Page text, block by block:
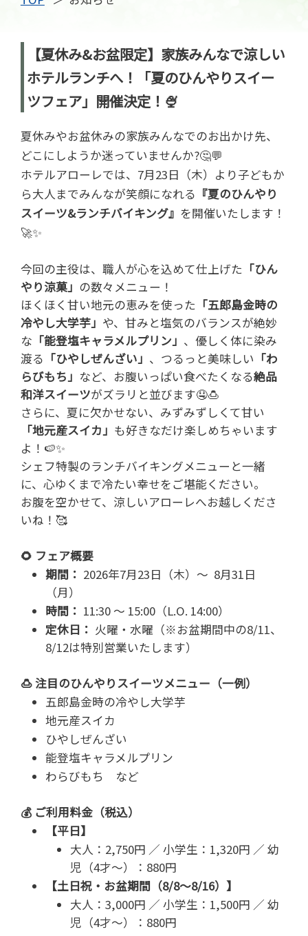
【夏休み&お盆限定】家族みんなで涼しい
ホテルランチへ！「夏のひんやりスイー
ツフェア」開催決定！🍨
夏休みやお盆休みの家族みんなでのお出かけ先、
どこにしようか迷っていませんか?🤔💬
ホテルアローレでは、7月23日（木）より子どもか
ら大人までみんなが笑顔になれる 『夏のひんやり
スイーツ&ランチバイキング』 を開催いたします！
🚀✨
今回の主役は、職人が心を込めて仕上げた 「ひん
やり涼菓」 の数々メニュー！
ほくほく甘い地元の恵みを使った 「五郎島金時の
冷やし大学芋」 や、甘みと塩気のバランスが絶妙
な 「能登塩キャラメルプリン」 、優しく体に染み
渡る 「ひやしぜんざい」 、つるっと美味しい 「わ
らびもち」 など、お腹いっぱい食べたくなる絶品
和洋スイーツがズラリと並びます🤤🍮
さらに、夏に欠かせない、みずみずしくて甘い
「地元産スイカ」 も好きなだけ楽しめちゃいます
よ！🍉✨
シェフ特製のランチバイキングメニューと一緒
に、心ゆくまで冷たい幸せをご堪能ください。
お腹を空かせて、涼しいアローレへお越しくださ
いね！🥰
🌻 フェア概要
期間： 2026年7月23日（木）～ 8月31日
（月）
時間： 11:30 ～ 15:00（L.O. 14:00）
定休日： 火曜・水曜（※お盆期間中の8/11、
8/12は特別営業いたします）
🍮 注目のひんやりスイーツメニュー（一例）
五郎島金時の冷やし大学芋
地元産スイカ
ひやしぜんざい
能登塩キャラメルプリン
わらびもち など
💰 ご利用料金（税込）
【平日】
大人：2,750円 ／ 小学生：1,320円 ／ 幼
児（4才～）：880円
【土日祝・お盆期間（8/8～8/16）】
大人：3,000円 ／ 小学生：1,500円 ／ 幼
児（4才～）：880円